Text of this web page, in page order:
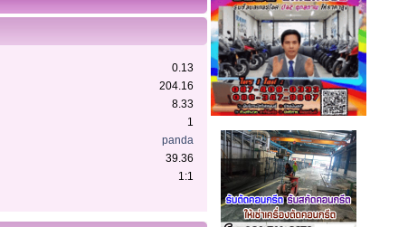
0.13
204.16
8.33
1
panda
39.36
1:1